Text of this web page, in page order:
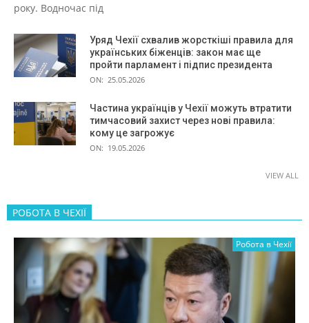
року. Водночас під
Уряд Чехії схвалив жорсткіші правила для
українських біженців: закон має ще
пройти парламент і підпис президента
ON: 25.05.2026
Частина українців у Чехії можуть втратити
тимчасовий захист через нові правила:
кому це загрожує
ON: 19.05.2026
VIEW ALL
РОБОТА В ЧЕХІЇ
Робота в Чехії